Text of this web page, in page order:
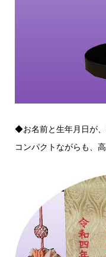
◆お名前と生年月日が、
コンパクトながらも、